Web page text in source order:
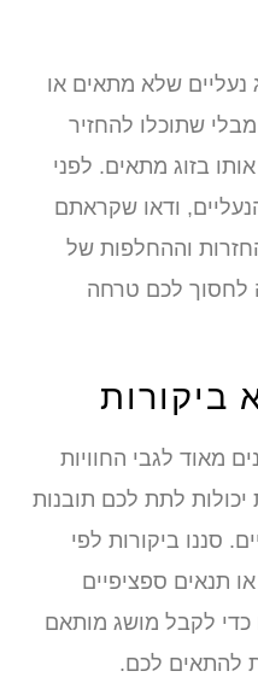
שלא מתאים או
שתוכלו להחזיר
בזוג מתאים. לפני
ודאו שקראתם
וההחלפות של
לחסוך לכם טרחה
ביקורות
מאוד לגבי החוויות
לתת לכם תובנות
סננו ביקורות לפי
תנאים ספציפיים
כדי לקבל מושג מותאם
להתאים לכם.